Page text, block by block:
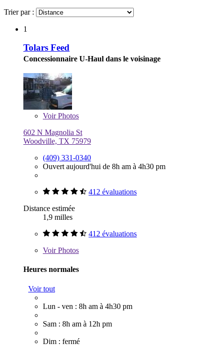
Trier par :
1
Tolars Feed
Concessionnaire U-Haul dans le voisinage
VoirPhotos
602 N Magnolia St
Woodville, TX 75979
(409) 331-0340
Ouvert aujourd'hui de 8h am à 4h30 pm
412 évaluations
Distance estimée
1,9 milles
412 évaluations
VoirPhotos
Heures normales
Voir tout
Lun - ven : 8h am à 4h30 pm
Sam : 8h am à 12h pm
Dim : fermé